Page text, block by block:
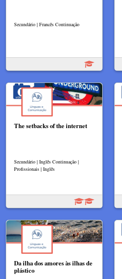
Secundário | Francês Continuação
The setbacks of the internet
Secundário | Inglês Continuação |
Profissionais | Inglês
Da ilha dos amores às ilhas de
plástico